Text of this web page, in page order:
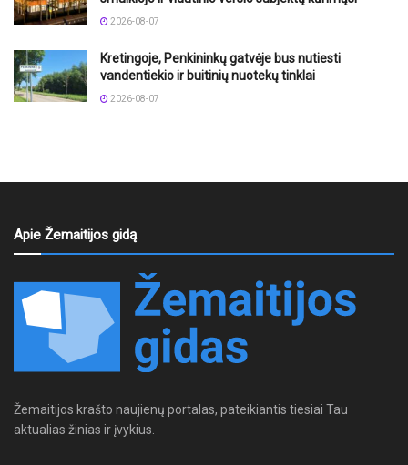
2026-08-07
Kretingoje, Penkininkų gatvėje bus nutiesti
vandentiekio ir buitinių nuotekų tinklai
2026-08-07
Apie Žemaitijos gidą
Žemaitijos krašto naujienų portalas, pateikiantis tiesiai Tau
aktualias žinias ir įvykius.